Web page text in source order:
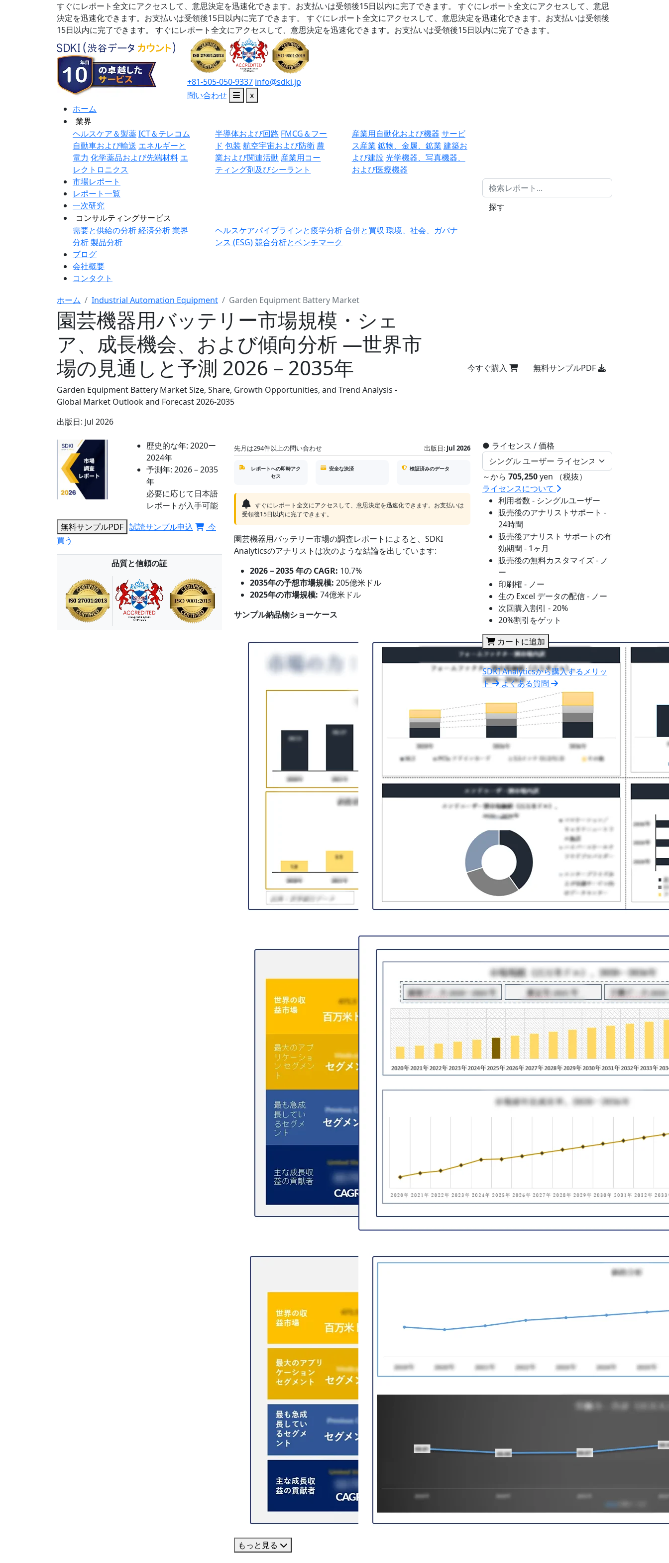
すぐにレポート全文にアクセスして、意思決定を迅速化できます。お支払いは受領後15日以内に完了できます。
すぐにレポート全文にアクセスして、意思
決定を迅速化できます。お支払いは受領後15日以内に完了できます。
すぐにレポート全文にアクセスして、意思決定を迅速化できます。お支払いは受領後
15日以内に完了できます。
すぐにレポート全文にアクセスして、意思決定を迅速化できます。お支払いは受領後15日以内に完了できます。
+81-505-050-9337 info@sdki.jp
問い合わせ
x
ホーム
業界
ヘルスケア＆製薬ICT＆テレコム
自動車および輸送 エネルギーと
電力 化学薬品および先端材料 エ
レクトロニクス
半導体および回路 FMCG＆フー
ド 包装 航空宇宙および防衛 農
業および関連活動 産業用コー
ティング剤及びシーラント
産業用自動化および機器 サービ
ス産業 鉱物、金属、鉱業 建築お
よび建設 光学機器、写真機器、
および医療機器
市場レポート
レポート一覧
一次研究
コンサルティングサービス
需要と供給の分析経済分析業界
分析製品分析
ヘルスケアパイプラインと疫学分析合併と買収 環境、社会、ガバナ
ンス (ESG)競合分析とベンチマーク
ブログ
会社概要
コンタクト
探す
ホーム Industrial Automation Equipment Garden Equipment Battery Market
園芸機器用バッテリー市場規模・シェ
ア、成長機会、および傾向分析 ―世界市
場の見通しと予測 2026－2035年
Garden Equipment Battery Market Size, Share, Growth Opportunities, and Trend Analysis -
Global Market Outlook and Forecast 2026-2035
出版日: Jul 2026
今すぐ購入 無料サンプルPDF
歴史的な年: 2020ー
2024年
予測年: 2026－2035
年
必要に応じて日本語
レポートが入手可能
無料サンプルPDF 試読サンプル申込
今
買う
品質と信頼の証
先月は294件以上の問い合わせ 出版日: Jul 2026
レポートへの即時アク
セス
安全な決済 検証済みのデータ
すぐにレポート全文にアクセスして、意思決定を迅速化できます。お支払いは
受領後15日以内に完了できます。
園芸機器用バッテリー市場の調査レポートによると、SDKI
Analyticsのアナリストは次のような結論を出しています:
2026－2035 年の CAGR: 10.7%
2035年の予想市場規模: 205億米ドル
2025年の市場規模: 74億米ドル
サンプル納品物ショーケース
もっと見る
● ライセンス / 価格
～から 705,250yen （税抜）
ライセンスについて
利用者数 - シングルユーザー
販売後のアナリストサポート -
24時間
販売後アナリスト サポートの有
効期間 - 1ヶ月
販売後の無料カスタマイズ - ノ
ー
印刷権 - ノー
生の Excel データの配信 - ノー
次回購入割引 - 20%
20%割引をゲット
カートに追加
SDKI Analyticsから購入するメリッ
ト
よくある質問